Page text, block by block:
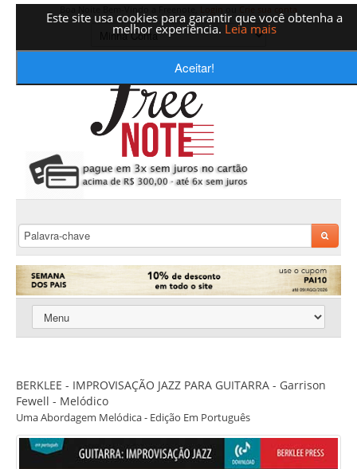
Este site usa cookies para garantir que você obtenha a
melhor experiência. Leia mais
Aceitar!
BERKLEE - IMPROVISAÇÃO JAZZ PARA GUITARRA - Garrison
Fewell - Melódico
Uma Abordagem Melódica - Edição Em Português